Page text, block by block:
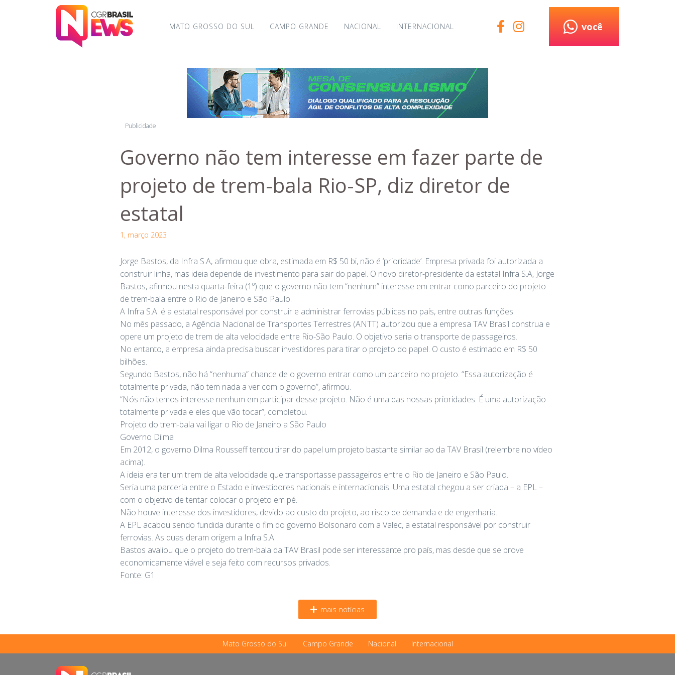
MATO GROSSO DO SUL CAMPO GRANDE NACIONAL INTERNACIONAL você
Publicidade
Governo não tem interesse em fazer parte de
projeto de trem-bala Rio-SP, diz diretor de
estatal
1, março 2023
Jorge Bastos, da Infra S.A, afirmou que obra, estimada em R$ 50 bi, não é ‘prioridade’. Empresa privada foi autorizada a
construir linha, mas ideia depende de investimento para sair do papel. O novo diretor-presidente da estatal Infra S.A, Jorge
Bastos, afirmou nesta quarta-feira (1º) que o governo não tem “nenhum” interesse em entrar como parceiro do projeto
de trem-bala entre o Rio de Janeiro e São Paulo.
A Infra S.A. é a estatal responsável por construir e administrar ferrovias públicas no país, entre outras funções.
No mês passado, a Agência Nacional de Transportes Terrestres (ANTT) autorizou que a empresa TAV Brasil construa e
opere um projeto de trem de alta velocidade entre Rio-São Paulo. O objetivo seria o transporte de passageiros.
No entanto, a empresa ainda precisa buscar investidores para tirar o projeto do papel. O custo é estimado em R$ 50
bilhões.
Segundo Bastos, não há “nenhuma” chance de o governo entrar como um parceiro no projeto. “Essa autorização é
totalmente privada, não tem nada a ver com o governo”, afirmou.
“Nós não temos interesse nenhum em participar desse projeto. Não é uma das nossas prioridades. É uma autorização
totalmente privada e eles que vão tocar”, completou.
Projeto do trem-bala vai ligar o Rio de Janeiro a São Paulo
Governo Dilma
Em 2012, o governo Dilma Rousseff tentou tirar do papel um projeto bastante similar ao da TAV Brasil (relembre no vídeo
acima).
A ideia era ter um trem de alta velocidade que transportasse passageiros entre o Rio de Janeiro e São Paulo.
Seria uma parceria entre o Estado e investidores nacionais e internacionais. Uma estatal chegou a ser criada – a EPL –
com o objetivo de tentar colocar o projeto em pé.
Não houve interesse dos investidores, devido ao custo do projeto, ao risco de demanda e de engenharia.
A EPL acabou sendo fundida durante o fim do governo Bolsonaro com a Valec, a estatal responsável por construir
ferrovias. As duas deram origem a Infra S.A.
Bastos avaliou que o projeto do trem-bala da TAV Brasil pode ser interessante pro país, mas desde que se prove
economicamente viável e seja feito com recursos privados.
Fonte: G1
mais notícias
Mato Grosso do Sul Campo Grande Nacional Internacional